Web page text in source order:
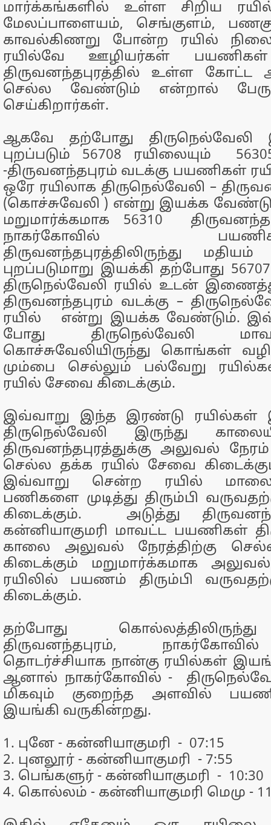
மார்க்கங்களில் உள்ள சிறிய
மேலப்பாளையம், செங்குளம்,
காவல்கிணறு போன்ற ரயில்
ரயில்வே ஊழியர்கள்
திருவனந்தபுரத்தில் உள்ள கோட்ட
செல்ல வேண்டும் என்றால்
செய்கிறார்கள்.
ஆகவே தற்போது திருநெல்வேலி
புறப்படும் 56708 ரயிலையும்
-திருவனந்தபுரம் வடக்கு பயணிகள்
ஒரே ரயிலாக திருநெல்வேலி –
(கொச்சுவேலி ) என்று இயக்க
மறுமார்க்கமாக 56310
நாகர்கோவில்
திருவனந்தபுரத்திலிருந்து
புறப்படுமாறு இயக்கி தற்போது
திருநெல்வேலி ரயில் உடன்
திருவனந்தபுரம் வடக்கு –
ரயில் என்று இயக்க வேண்டும்.
போது திருநெல்வேலி
கொச்சுவேலியிருந்து கொங்கள்
மும்பை செல்லும் பல்வேறு
ரயில் சேவை கிடைக்கும்.
இவ்வாறு இந்த இரண்டு ரயில்கள்
திருநெல்வேலி இருந்து
திருவனந்தபுரத்துக்கு அலுவல்
செல்ல தக்க ரயில் சேவை
இவ்வாறு சென்ற ரயில்
பணிகளை முடித்து திரும்பி
கிடைக்கும். அடுத்து
கன்னியாகுமரி மாவட்ட பயணிகள்
காலை அலுவல் நேரத்திற்கு
கிடைக்கும் மறுமார்க்கமாக
ரயிலில் பயணம் திரும்பி
கிடைக்கும்.
தற்போது
திருவனந்தபுரம்,
தொடர்ச்சியாக நான்கு ரயில்கள்
ஆனால் நாகர்கோவில் -
மிகவும் குறைந்த அளவில்
இயங்கி வருகின்றது.
1. புனே - கன்னியாகுமரி - 07:15
2. புனலூர் - கன்னியாகுமரி - 7:55
3. பெங்களுர் - கன்னியாகுமரி - 10:30
4. கொல்லம் - கன்னியாகுமரி மெமு -